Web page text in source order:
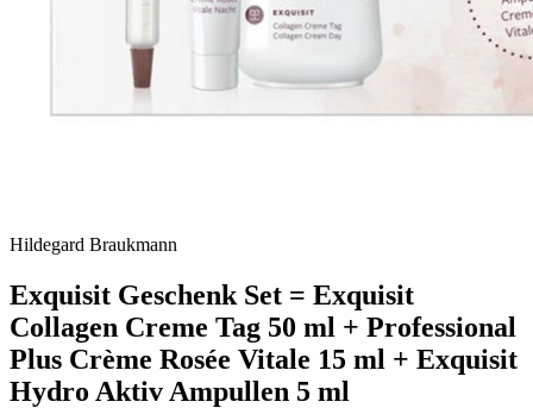
Hildegard Braukmann
Exquisit Geschenk Set = Exquisit
Collagen Creme Tag 50 ml + Professional
Plus Crème Rosée Vitale 15 ml + Exquisit
Hydro Aktiv Ampullen 5 ml